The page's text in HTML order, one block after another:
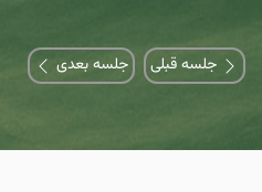
جلسه قبلی جلسه بعدی